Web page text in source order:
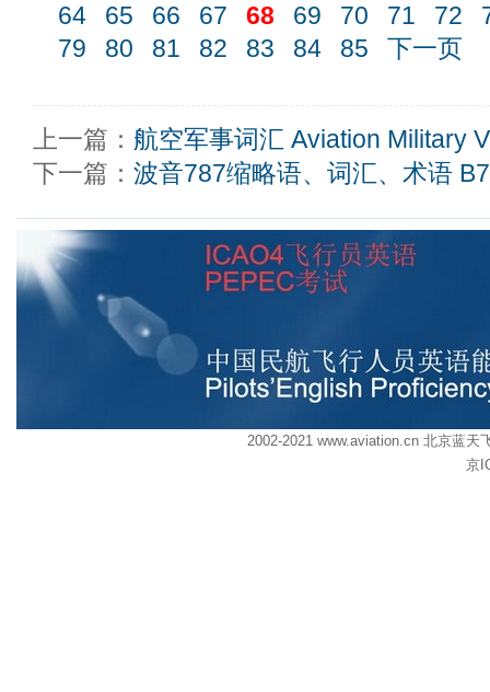
64
65 66 67 68 69 70 71 72
79
80 81 82 83 84 85 下一页
上一篇： 航空军事词汇 Aviation Military
下一篇： 波音787缩略语、词汇、术语
2002-2021 www.aviation.cn 北京蓝天
京